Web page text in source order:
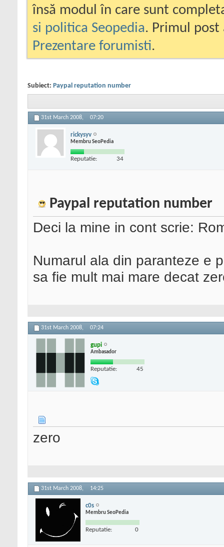
însă modul în care sunt
si politica Seopedia. Primul
Prezentare forumisti.
Subiect: Paypal reputation number
31st March 2008, 07:20
rickysyv
Membru SeoPedia
Reputatie: 34
Paypal reputation number
Deci la mine in cont scrie:
Numarul ala din paranteze e
sa fie mult mai mare decat
31st March 2008, 07:24
gupi
Ambasador
Reputatie: 45
zero
31st March 2008, 14:25
c0s
Membru SeoPedia
Reputatie: 0